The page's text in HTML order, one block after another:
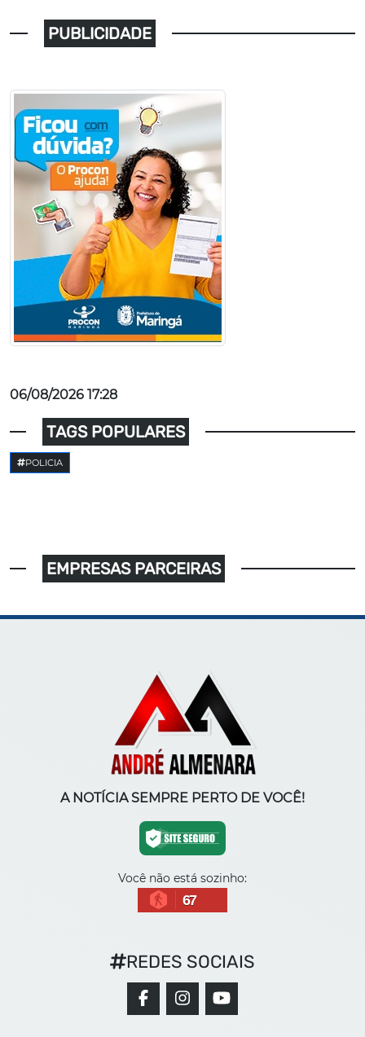
PUBLICIDADE
06/08/2026 17:28
TAGS POPULARES
POLICIA
EMPRESAS PARCEIRAS
A NOTÍCIA SEMPRE PERTO DE VOCÊ!
Você não está sozinho:
67
REDES SOCIAIS